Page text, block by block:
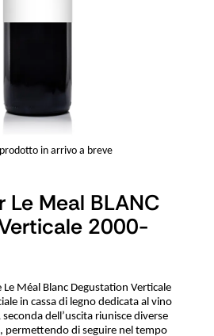
in arrivo a breve
Le Meal BLANC
2000-
Méal Blanc Degustation Verticale
in cassa di legno dedicata al vino
dell’uscita riunisce diverse
permettendo di seguire nel tempo